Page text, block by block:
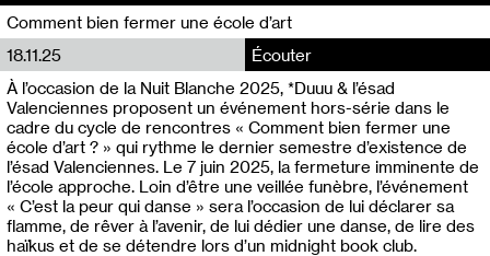
Comment bien fermer une école d’art
18.11.25
Écouter
À l’occasion de la Nuit Blanche 2025, *Duuu & l’ésad
Valenciennes proposent un événement hors-série dans le
cadre du cycle de rencontres « Comment bien fermer une
école d’art ? » qui rythme le dernier semestre d’existence de
l’ésad Valenciennes. Le 7 juin 2025, la fermeture imminente de
l’école approche. Loin d’être une veillée funèbre, l’événement
« C’est la peur qui danse » sera l’occasion de lui déclarer sa
flamme, de rêver à l’avenir, de lui dédier une danse, de lire des
haïkus et de se détendre lors d’un midnight book club.